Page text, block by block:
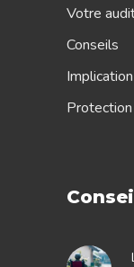
Votre
Conseils
Implication